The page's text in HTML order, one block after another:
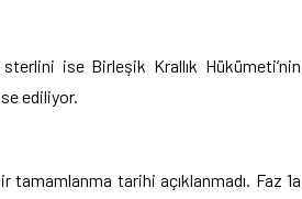
ise Birleşik Krallık Hükümeti’nin
ediliyor.
tarihi açıklanmadı. Faz 1a